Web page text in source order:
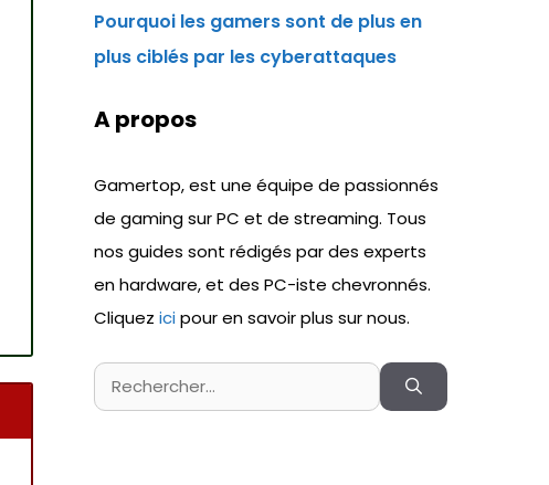
Pourquoi les gamers sont de plus en
plus ciblés par les cyberattaques
A propos
Gamertop, est une équipe de passionnés
de gaming sur PC et de streaming. Tous
nos guides sont rédigés par des experts
en hardware, et des PC-iste chevronnés.
Cliquez icipour en savoir plus sur nous.
Rechercher :